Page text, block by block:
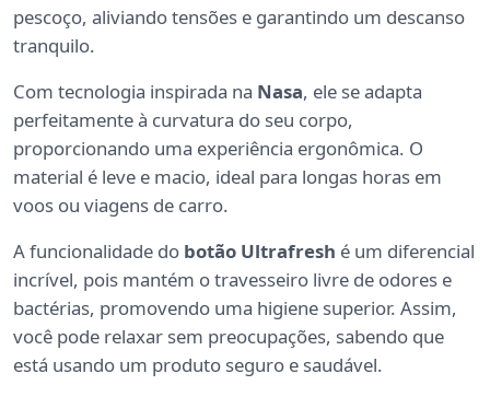
pescoço, aliviando tensões e garantindo um descanso
tranquilo.
Com tecnologia inspirada na Nasa, ele se adapta
perfeitamente à curvatura do seu corpo,
proporcionando uma experiência ergonômica. O
material é leve e macio, ideal para longas horas em
voos ou viagens de carro.
A funcionalidade do botão Ultrafresh é um diferencial
incrível, pois mantém o travesseiro livre de odores e
bactérias, promovendo uma higiene superior. Assim,
você pode relaxar sem preocupações, sabendo que
está usando um produto seguro e saudável.